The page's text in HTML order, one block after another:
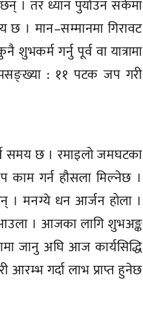
। तर ध्यान पुर्याउन सकेमा
। मान–सम्मानमा गिरावट
गर्नु पूर्व वा यात्रामा
: ११ पटक जप गरी
छ । रमाइलो जमघटका
काम गर्न हौसला मिल्नेछ ।
। मनग्ये धन आर्जन होला ।
आउला । आजका लागि शुभअङ्क
जानु अघि आज कार्यसिद्धि
गर्दा लाभ प्राप्त हुनेछ